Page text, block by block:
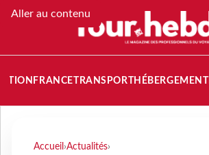
Aller au contenu
FRANCETRANSPORT HÉBERGEMENT
Accueil ›Actualités›